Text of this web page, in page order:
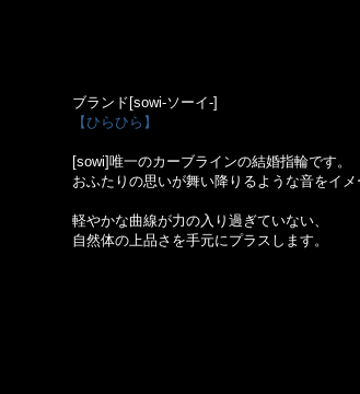
ブランド[sowi-ソーイ-]
【ひらひら】
[sowi]唯一のカーブラインの結婚指輪です。
おふたりの思いが舞い降りるような音をイメ
軽やかな曲線が力の入り過ぎていない、
自然体の上品さを手元にプラスします。